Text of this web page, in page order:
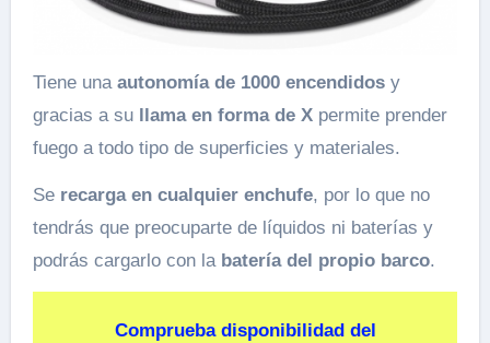
Tiene una autonomía de 1000 encendidos y
gracias a su llama en forma de Xpermite prender
fuego a todo tipo de superficies y materiales.
Se recarga en cualquier enchufe, por lo que no
tendrás que preocuparte de líquidos ni baterías y
podrás cargarlo con la batería del propio barco.
Comprueba disponibilidad del